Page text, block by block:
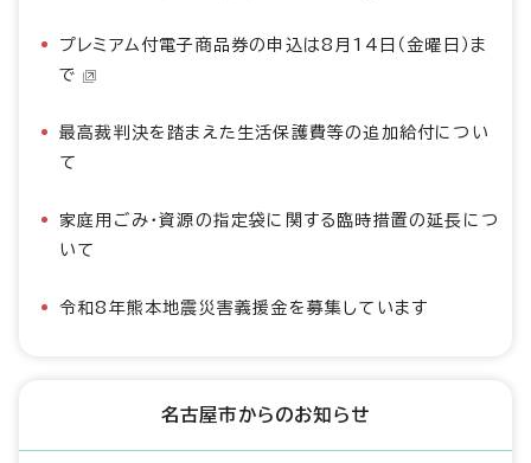
プレミアム付電子商品券の申込は8月14日（金曜日）ま
で
最高裁判決を踏まえた生活保護費等の追加給付につい
て
家庭用ごみ・資源の指定袋に関する臨時措置の延長につ
いて
令和8年熊本地震災害義援金を募集しています
名古屋市からのお知らせ